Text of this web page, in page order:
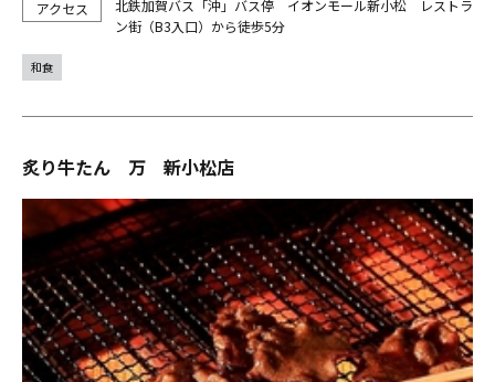
北鉄加賀バス「沖」バス停 イオンモール新小松 レストラ
ン街（B3入口）から徒歩5分
和食
炙り牛たん 万 新小松店